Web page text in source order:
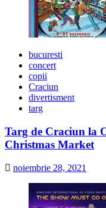
bucuresti
concert
copii
Craciun
divertisment
targ
Targ de Craciun la
Christmas Market
noiembrie 28, 2021